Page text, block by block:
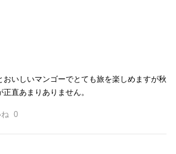
おいしいマンゴーでとても旅を楽しめますが秋
直あまりありません。
0